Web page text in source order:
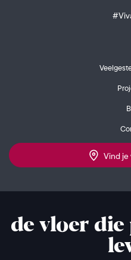
Vind je
de vloer